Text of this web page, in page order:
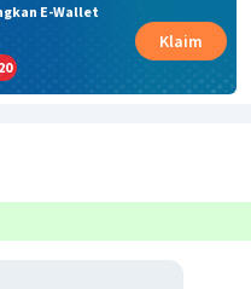
E-Wallet
20
Klaim